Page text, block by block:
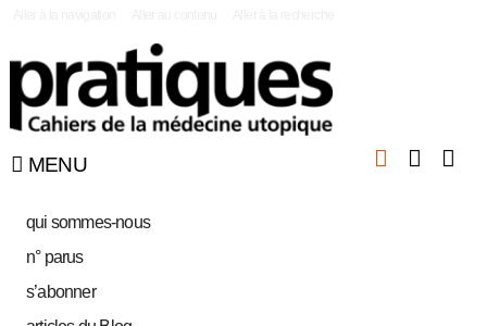
MENU
qui sommes-nous
n° parus
s’abonner